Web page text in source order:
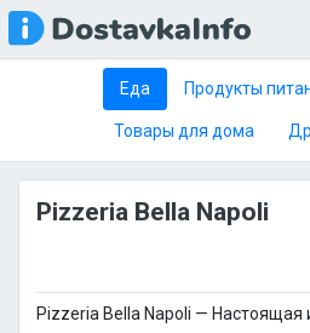
Еда Продукты
Товары для дома
Pizzeria Bella Napoli
Pizzeria Bella Napoli — Настоящая